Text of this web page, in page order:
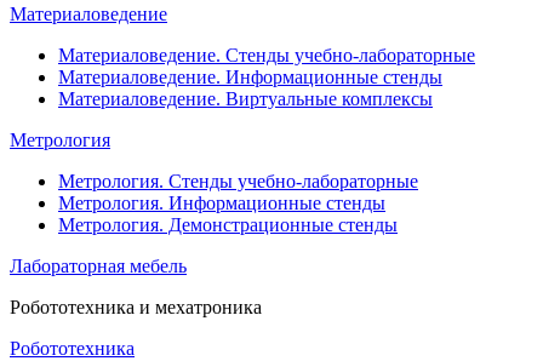
Материаловедение
Материаловедение. Стенды учебно-лабораторные
Материаловедение. Информационные стенды
Материаловедение. Виртуальные комплексы
Метрология
Метрология. Стенды учебно-лабораторные
Метрология. Информационные стенды
Метрология. Демонстрационные стенды
Лабораторная мебель
Робототехника и мехатроника
Робототехника